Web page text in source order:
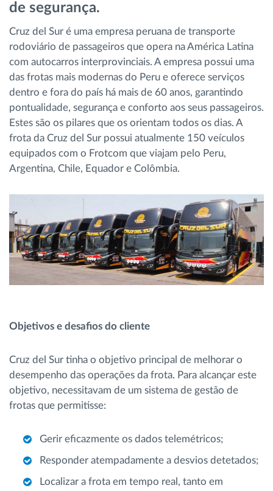
Ver todas as funcionalidades
Como resolvemos cada necessidade da
atividade da frota
Calculadora de Benefícios
de segurança.
Cruz del Sur é uma empresa peruana de transporte
rodoviário de passageiros que opera na América Latina
com autocarros interprovinciais. A empresa possui uma
das frotas mais modernas do Peru e oferece serviços
dentro e fora do país há mais de 60 anos, garantindo
pontualidade, segurança e conforto aos seus passageiros.
Estes são os pilares que os orientam todos os dias. A
frota da Cruz del Sur possui atualmente 150 veículos
equipados com o Frotcom que viajam pelo Peru,
Argentina, Chile, Equador e Colômbia.
Objetivos e desafios do cliente
Cruz del Sur tinha o objetivo principal de melhorar o
desempenho das operações da frota. Para alcançar este
objetivo, necessitavam de um sistema de gestão de
frotas que permitisse:
Gerir eficazmente os dados telemétricos;
Responder atempadamente a desvios detetados;
Localizar a frota em tempo real, tanto em